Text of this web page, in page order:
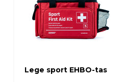
Lege sport EHBO-tas